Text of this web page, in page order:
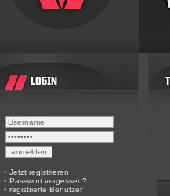
• Jetzt registrieren
• Passwort vergessen?
• registrierte Benutzer